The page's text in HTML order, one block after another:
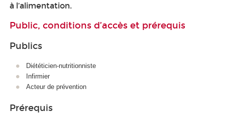
à l’alimentation.
Public, conditions d’accès et prérequis
Publics
Diététicien-nutritionniste
Infirmier
Acteur de prévention
Prérequis